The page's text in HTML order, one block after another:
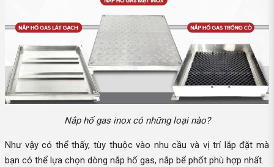
Nắp hố gas inox có những loại nào?
Như vậy có thể thấy, tùy thuộc vào nhu cầu và vị trí lắp đặt mà
bạn có thể lựa chọn dòng nắp hố gas, nắp bể phốt phù hợp nhất.